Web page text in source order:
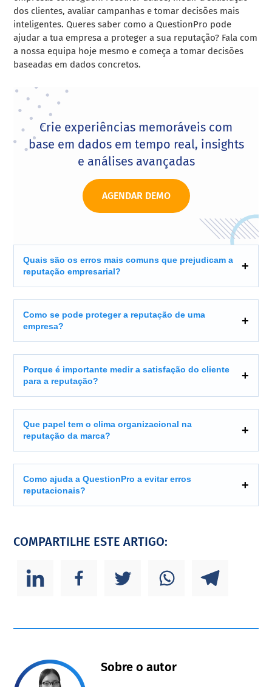
dos clientes, avaliar campanhas e tomar decisões mais
inteligentes. Queres saber como a QuestionPro pode
ajudar a tua empresa a proteger a sua reputação? Fala com
a nossa equipa hoje mesmo e começa a tomar decisões
baseadas em dados concretos.
Crie experiências memoráveis com
base em dados em tempo real, insights
e análises avançadas
AGENDAR DEMO
Quais são os erros mais comuns que prejudicam a
reputação empresarial?
Como se pode proteger a reputação de uma
empresa?
Porque é importante medir a satisfação do cliente
para a reputação?
Que papel tem o clima organizacional na
reputação da marca?
Como ajuda a QuestionPro a evitar erros
reputacionais?
COMPARTILHE ESTE ARTIGO:
Sobre o autor